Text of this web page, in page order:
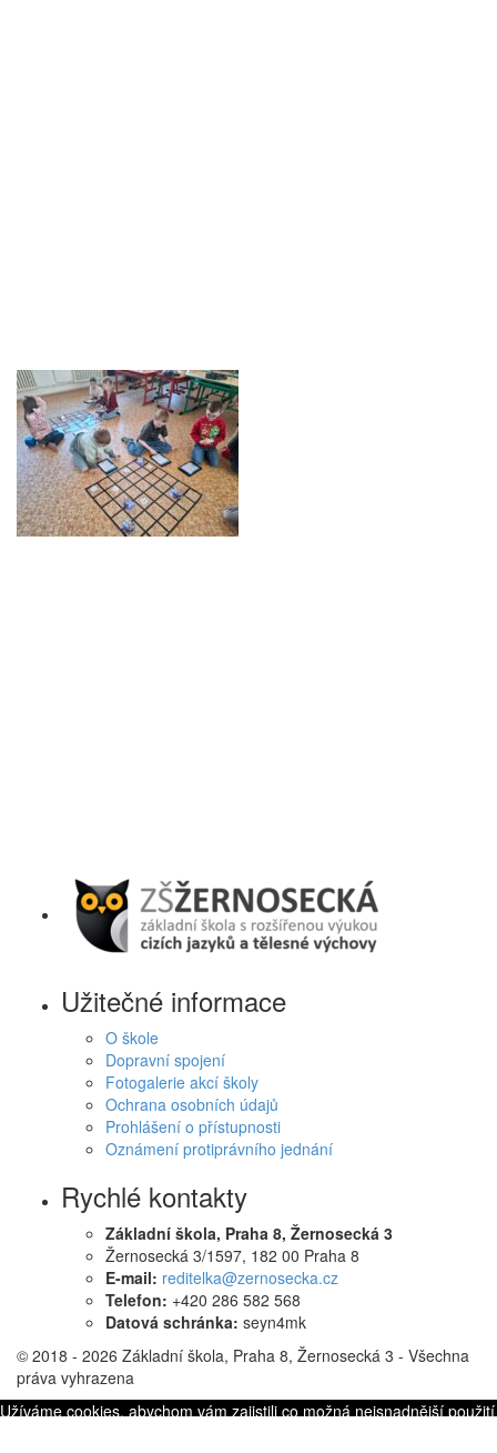
Užitečné informace
O škole
Dopravní spojení
Fotogalerie akcí školy
Ochrana osobních údajů
Prohlášení o přístupnosti
Oznámení protiprávního jednání
Rychlé kontakty
Základní škola, Praha 8, Žernosecká 3
Žernosecká 3/1597, 182 00 Praha 8
E-mail: reditelka@zernosecka.cz
Telefon: +420 286 582 568
Datová schránka: seyn4mk
© 2018 - 2026 Základní škola, Praha 8, Žernosecká 3 - Všechna
práva vyhrazena
Užíváme cookies, abychom vám zajistili co možná nejsnadnější použití